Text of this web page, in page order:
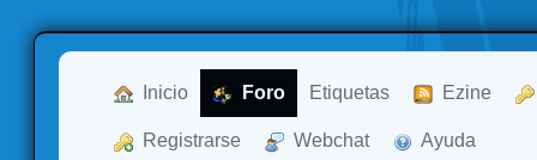
Inicio Foro Etiquetas Ezine
Registrarse Webchat Ayuda